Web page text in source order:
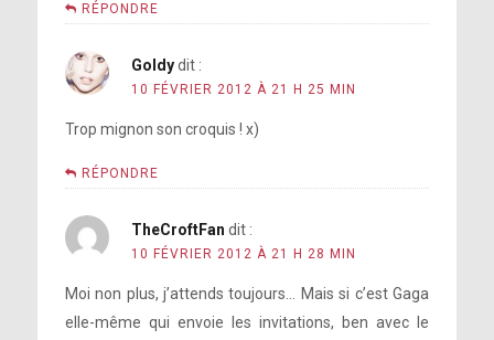
RÉPONDRE
Goldy dit :
10 FÉVRIER 2012 À 21 H 25 MIN
Trop mignon son croquis ! x)
RÉPONDRE
TheCroftFan dit :
10 FÉVRIER 2012 À 21 H 28 MIN
Moi non plus, j’attends toujours… Mais si c’est Gaga
elle-même qui envoie les invitations, ben avec le